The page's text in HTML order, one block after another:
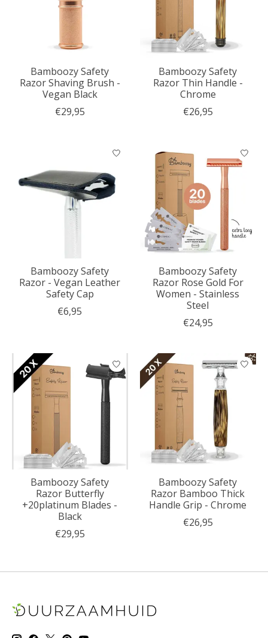
Bamboozy Safety
Razor Shaving Brush -
Vegan Black
€29,95
Bamboozy Safety
Razor Thin Handle -
Chrome
€26,95
Bamboozy Safety
Razor - Vegan Leather
Safety Cap
€6,95
Bamboozy Safety
Razor Rose Gold For
Women - Stainless
Steel
€24,95
Bamboozy Safety
Razor Butterfly
+20platinum Blades -
Black
€29,95
Bamboozy Safety
Razor Bamboo Thick
Handle Grip - Chrome
€26,95